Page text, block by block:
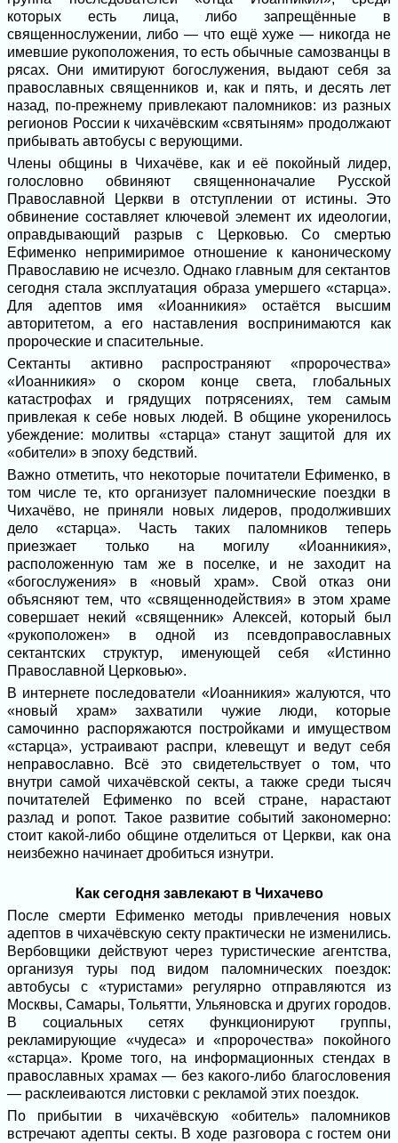
которых есть лица, либо запрещённые в
священнослужении, либо — что ещё хуже — никогда не
имевшие рукоположения, то есть обычные самозванцы в
рясах. Они имитируют богослужения, выдают себя за
православных священников и, как и пять, и десять лет
назад, по-прежнему привлекают паломников: из разных
регионов России к чихачёвским «святыням» продолжают
прибывать автобусы с верующими.
Члены общины в Чихачёве, как и её покойный лидер,
голословно обвиняют священноначалие Русской
Православной Церкви в отступлении от истины. Это
обвинение составляет ключевой элемент их идеологии,
оправдывающий разрыв с Церковью. Со смертью
Ефименко непримиримое отношение к каноническому
Православию не исчезло. Однако главным для сектантов
сегодня стала эксплуатация образа умершего «старца».
Для адептов имя «Иоанникия» остаётся высшим
авторитетом, а его наставления воспринимаются как
пророческие и спасительные.
Сектанты активно распространяют «пророчества»
«Иоанникия» о скором конце света, глобальных
катастрофах и грядущих потрясениях, тем самым
привлекая к себе новых людей. В общине укоренилось
убеждение: молитвы «старца» станут защитой для их
«обители» в эпоху бедствий.
Важно отметить, что некоторые почитатели Ефименко, в
том числе те, кто организует паломнические поездки в
Чихачёво, не приняли новых лидеров, продолживших
дело «старца». Часть таких паломников теперь
приезжает только на могилу «Иоанникия»,
расположенную там же в поселке, и не заходит на
«богослужения» в «новый храм». Свой отказ они
объясняют тем, что «священнодействия» в этом храме
совершает некий «священник» Алексей, который был
«рукоположен» в одной из псевдоправославных
сектантских структур, именующей себя «Истинно
Православной Церковью».
В интернете последователи «Иоанникия» жалуются, что
«новый храм» захватили чужие люди, которые
самочинно распоряжаются постройками и имуществом
«старца», устраивают распри, клевещут и ведут себя
неправославно. Всё это свидетельствует о том, что
внутри самой чихачёвской секты, а также среди тысяч
почитателей Ефименко по всей стране, нарастают
разлад и ропот. Такое развитие событий закономерно:
стоит какой-либо общине отделиться от Церкви, как она
неизбежно начинает дробиться изнутри.
Как сегодня завлекают в Чихачево
После смерти Ефименко методы привлечения новых
адептов в чихачёвскую секту практически не изменились.
Вербовщики действуют через туристические агентства,
организуя туры под видом паломнических поездок:
автобусы с «туристами» регулярно отправляются из
Москвы, Самары, Тольятти, Ульяновска и других городов.
В социальных сетях функционируют группы,
рекламирующие «чудеса» и «пророчества» покойного
«старца». Кроме того, на информационных стендах в
православных храмах — без какого-либо благословения
— расклеиваются листовки с рекламой этих поездок.
По прибытии в чихачёвскую «обитель» паломников
встречают адепты секты. В ходе разговора с гостем они